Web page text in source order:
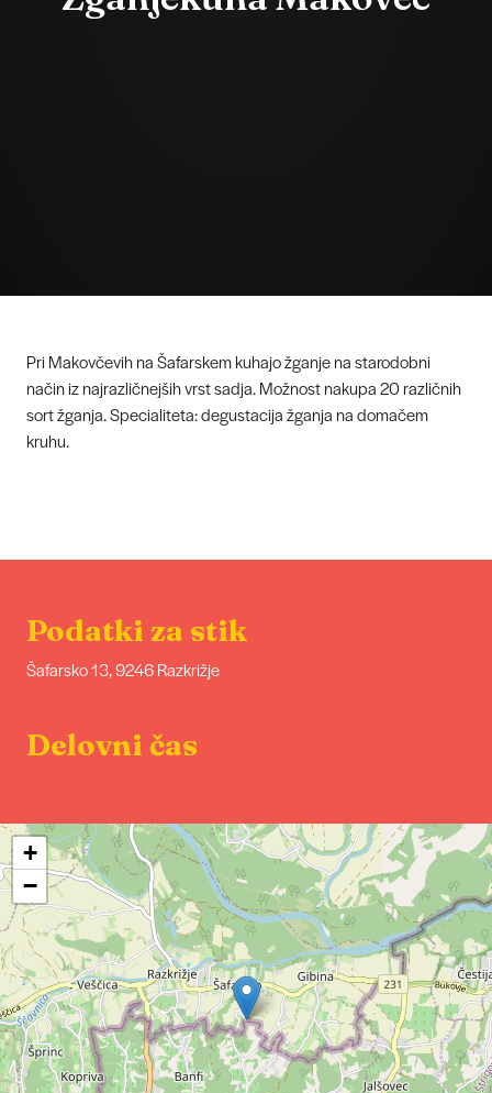
Pri Makovčevih na Šafarskem kuhajo žganje na starodobni
način iz najrazličnejših vrst sadja. Možnost nakupa 20 različnih
sort žganja. Specialiteta: degustacija žganja na domačem
kruhu.
Podatki za stik
Šafarsko 13, 9246 Razkrižje
Delovni čas
+
−